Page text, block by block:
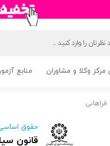
مرکز وکلا و مشاوران منابع
حقوق
قانون